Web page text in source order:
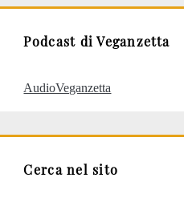
Podcast di Veganzetta
AudioVeganzetta
Cerca nel sito